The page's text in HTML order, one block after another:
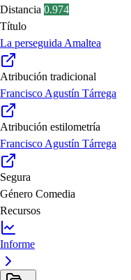
Distancia 0.974
Título
La perseguida Amaltea
Atribución tradicional
Francisco Agustín Tárrega
Atribución estilometría
Francisco Agustín Tárrega
Segura
Género Comedia
Recursos
Informe